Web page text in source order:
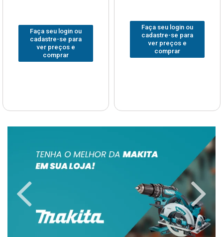
Faça seu login ou
cadastre-se para
ver preços e
comprar
Faça seu login ou
cadastre-se para
ver preços e
comprar